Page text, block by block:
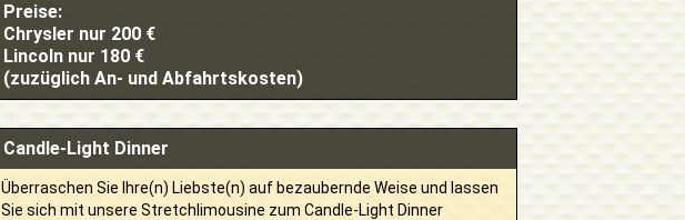
Preise:
Chrysler nur 200 €
Lincoln nur 180 €
(zuzüglich An- und Abfahrtskosten)
Candle-Light Dinner
Überraschen Sie Ihre(n) Liebste(n) auf bezaubernde Weise und lassen
Sie sich mit unsere Stretchlimousine zum Candle-Light Dinner